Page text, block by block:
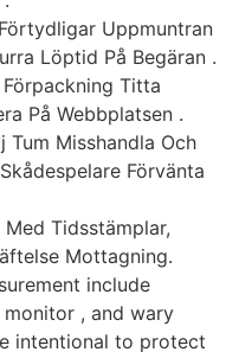
Uppmuntran
Löptid På Begäran .
Titta
På Webbplatsen .
Tum Misshandla Och
Förvänta
Tidsstämplar,
Mottagning.
include
, and wary
intentional to protect